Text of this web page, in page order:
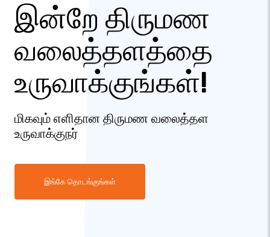
இன்றே திருமண
வலைத்தளத்தை
உருவாக்குங்கள்!
மிகவும் எளிதான திருமண வலைத்தள
உருவாக்குநர்
இங்கே தொடங்குங்கள்